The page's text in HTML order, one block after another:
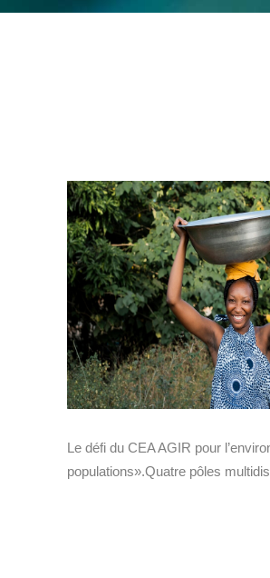
Le défi du CEA AGIR pour
populations».Quatre pôles